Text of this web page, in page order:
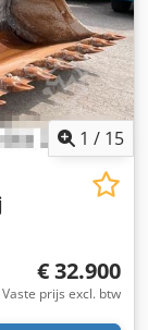
1 / 15
€ 32.900
Vaste prijs excl. btw